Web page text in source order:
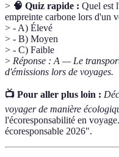
> 🧠 Quiz rapide : Quel est
empreinte carbone lors d'un
> - A) Élevé
> - B) Moyen
> - C) Faible
> Réponse : A — Le
d'émissions lors de voyages.
📺 Pour aller plus loin :
voyager de manière
l'écoresponsabilité en
écoresponsable 2026".